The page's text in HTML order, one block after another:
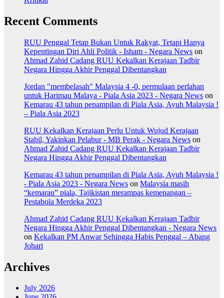
Recent Comments
RUU Penggal Tetap Bukan Untuk Rakyat, Tetapi Hanya
Kepentingan Diri Ahli Politik - Isham - Negara News on
Ahmad Zahid Cadang RUU Kekalkan Kerajaan Tadbir
Negara Hingga Akhir Penggal Dibentangkan
Jordan "membelasah" Malaysia 4 -0, permulaan perlahan
untuk Harimau Malaya - Piala Asia 2023 - Negara News on
Kemarau 43 tahun penampilan di Piala Asia, Ayuh Malaysia !
– Piala Asia 2023
RUU Kekalkan Kerajaan Perlu Untuk Wujud Kerajaan
Stabil, Yakinkan Pelabur - MB Perak - Negara News on
Ahmad Zahid Cadang RUU Kekalkan Kerajaan Tadbir
Negara Hingga Akhir Penggal Dibentangkan
Kemarau 43 tahun penampilan di Piala Asia, Ayuh Malaysia !
- Piala Asia 2023 - Negara News on Malaysia masih
“kemarau” piala, Tajikistan merampas kemenangan –
Pestabola Merdeka 2023
Ahmad Zahid Cadang RUU Kekalkan Kerajaan Tadbir
Negara Hingga Akhir Penggal Dibentangkan - Negara News
on Kekalkan PM Anwar Sehingga Habis Penggal – Abang
Johari
Archives
July 2026